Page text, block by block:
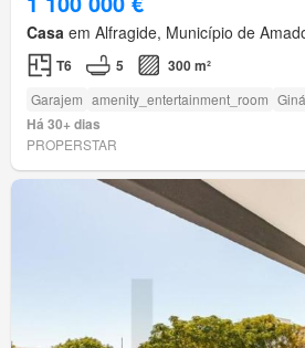
Casa em Alfragide, Município de
T6 5 300 m²
Garajem amenity_entertainment_room
Há 30+ dias
PROPERSTAR